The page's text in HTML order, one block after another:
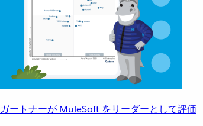
ガートナーが MuleSoft をリーダーとして評価